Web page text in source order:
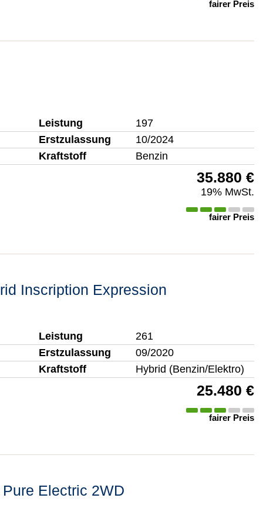
fairer Preis
Leistung
197
Erstzulassung
10/2024
Kraftstoff
Benzin
35.880 €
19% MwSt.
fairer Preis
Inscription Expression
Leistung
261
Erstzulassung
09/2020
Kraftstoff
Hybrid (Benzin/Elektro)
25.480 €
fairer Preis
Electric 2WD